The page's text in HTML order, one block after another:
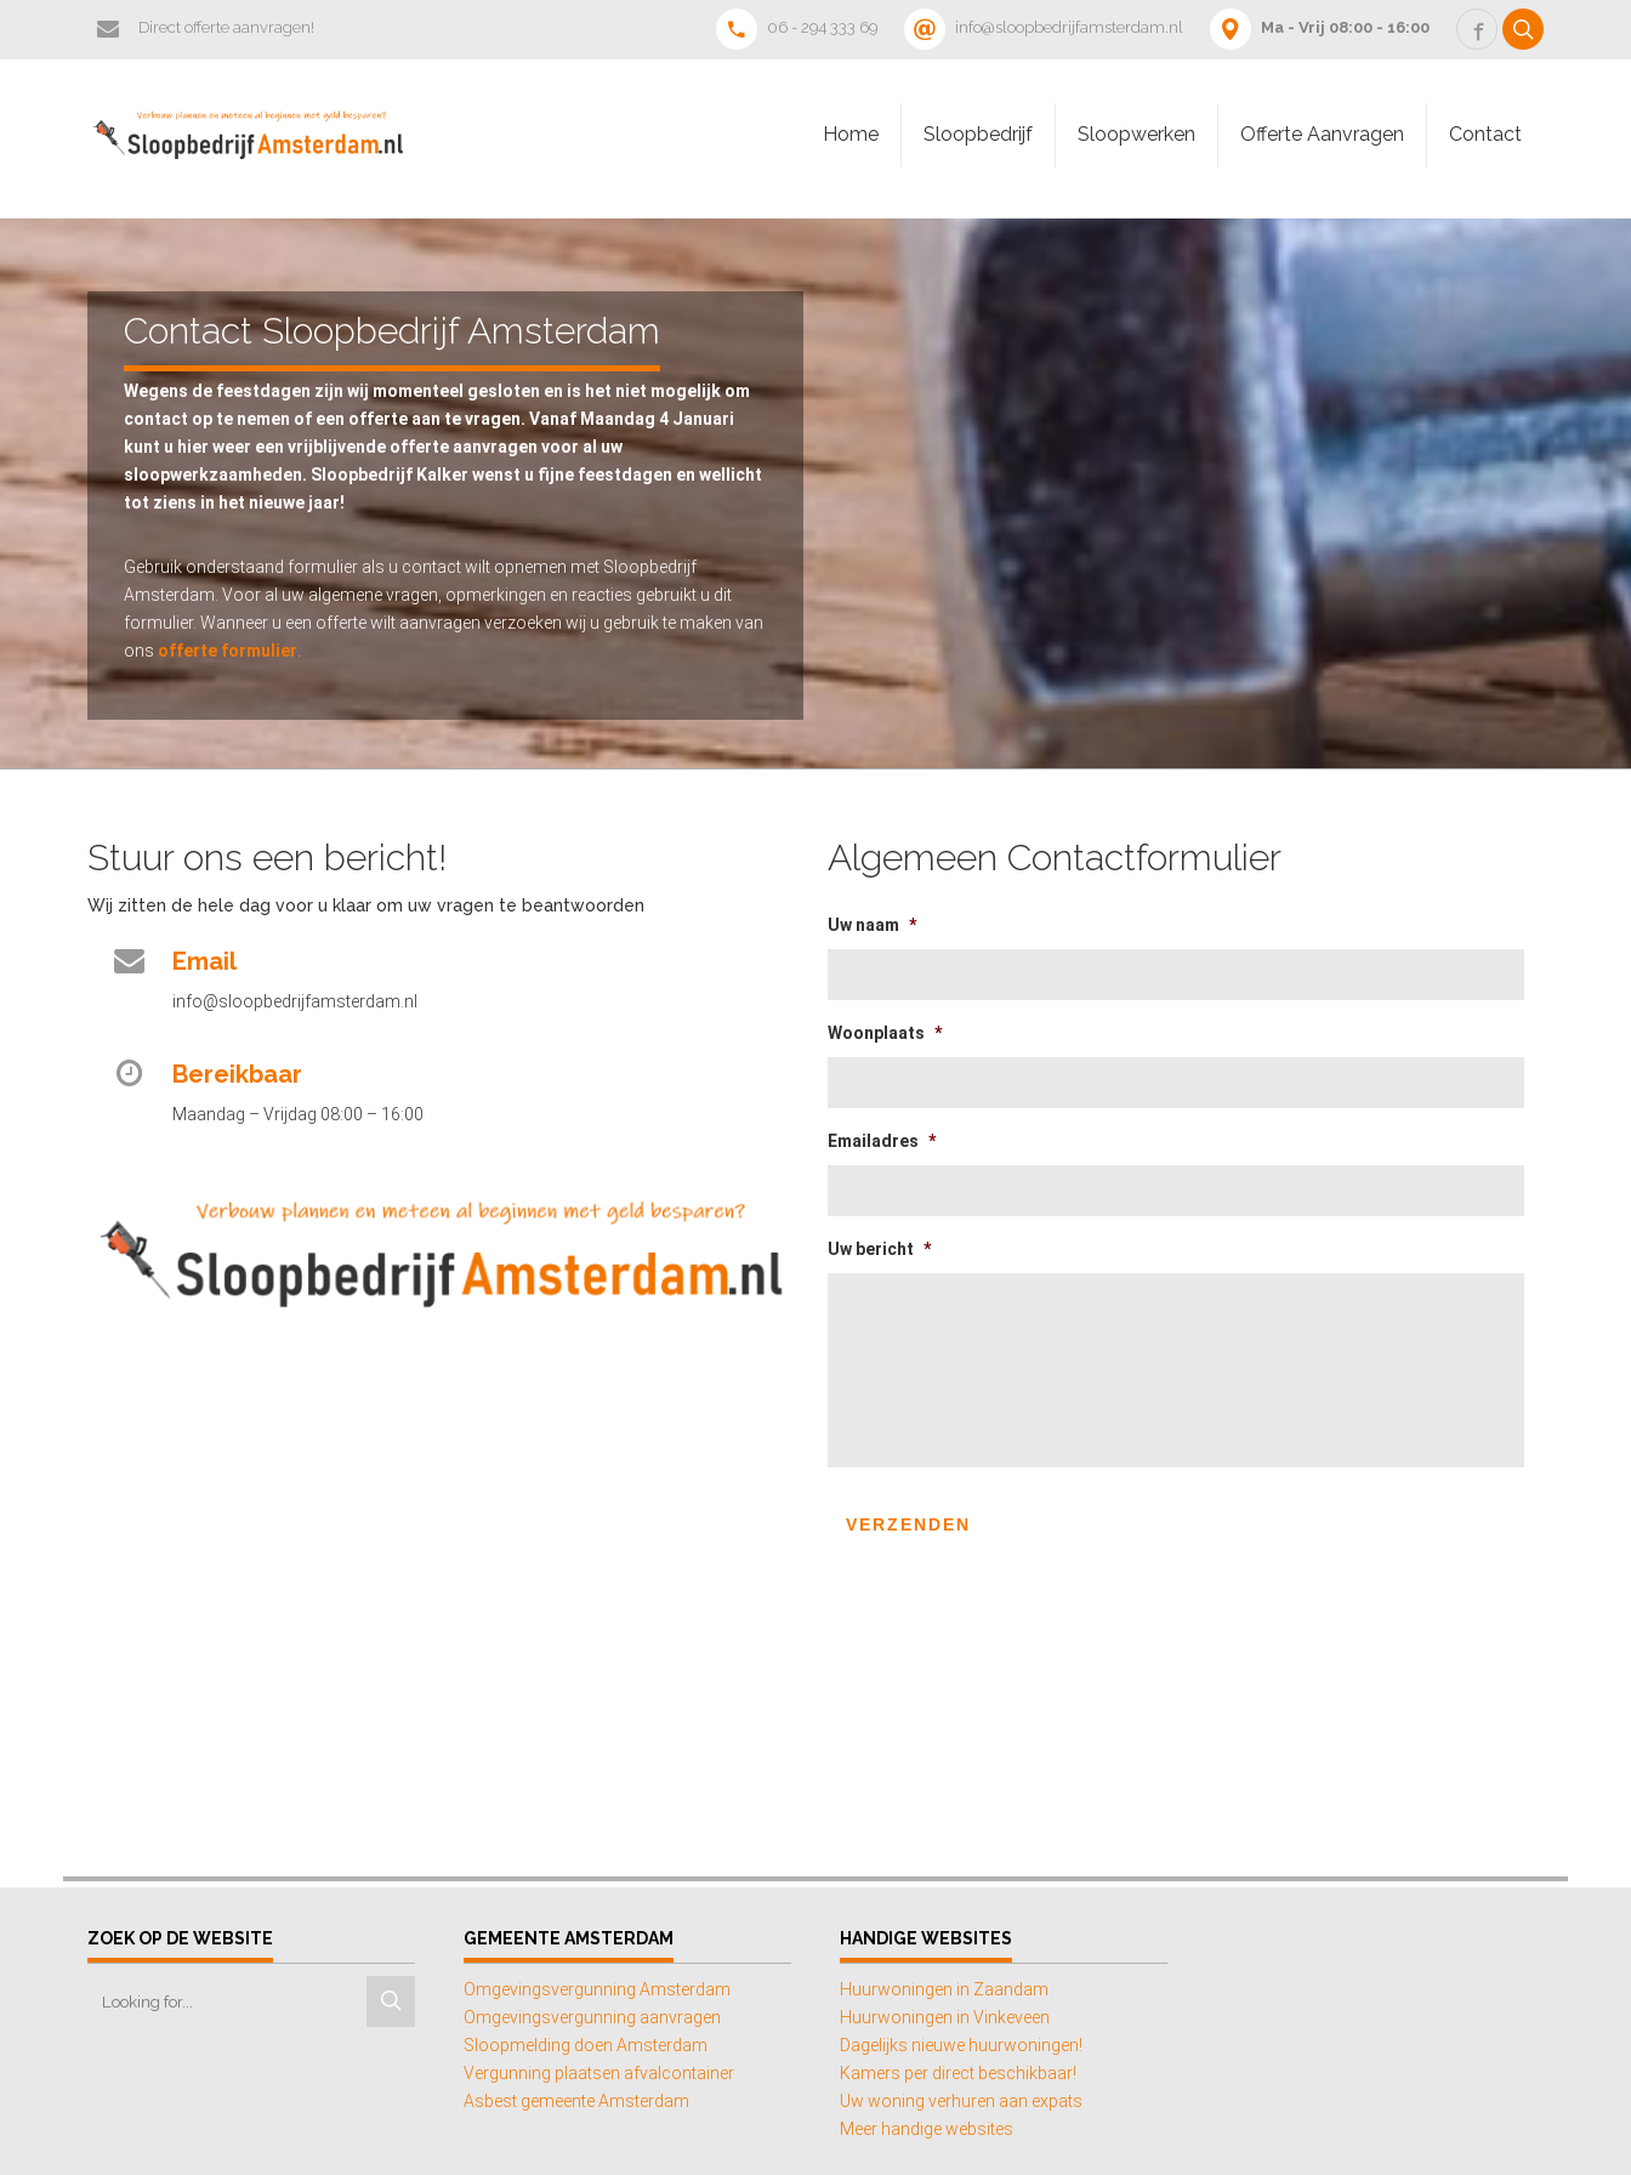
Direct offerte aanvragen! 06 - 294 333 69 info@sloopbedrijfamsterdam.nl Ma - Vrij 08:00 - 16:00
Home Sloopbedrijf Sloopwerken Offerte Aanvragen Contact
Contact Sloopbedrijf Amsterdam
Wegens de feestdagen zijn wij momenteel gesloten en is het niet mogelijk om
contact op te nemen of een offerte aan te vragen. Vanaf Maandag 4 Januari
kunt u hier weer een vrijblijvende offerte aanvragen voor al uw
sloopwerkzaamheden. Sloopbedrijf Kalker wenst u fijne feestdagen en wellicht
tot ziens in het nieuwe jaar!
Gebruik onderstaand formulier als u contact wilt opnemen met Sloopbedrijf
Amsterdam. Voor al uw algemene vragen, opmerkingen en reacties gebruikt u dit
formulier. Wanneer u een offerte wilt aanvragen verzoeken wij u gebruik te maken van
ons offerte formulier
Stuur ons een bericht!
Wij zitten de hele dag voor u klaar om uw vragen te beantwoorden
Email
info@sloopbedrijfamsterdam.nl
Bereikbaar
Maandag – Vrijdag 08:00 – 16:00
Algemeen Contactformulier
Uw naam *
Woonplaats *
Emailadres *
Uw bericht *
ZOEK OP DE WEBSITE GEMEENTE AMSTERDAM
Omgevingsvergunning Amsterdam
Omgevingsvergunning aanvragen
Sloopmelding doen Amsterdam
Vergunning plaatsen afvalcontainer
Asbest gemeente Amsterdam
HANDIGE WEBSITES
Huurwoningen in Zaandam
Huurwoningen in Vinkeveen
Dagelijks nieuwe huurwoningen!
Kamers per direct beschikbaar!
Uw woning verhuren aan expats
Meer handige websites